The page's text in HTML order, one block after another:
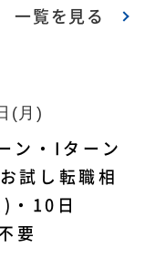
一覧を見る
(月)
ン・Iターン
試し転職相
・10日
要